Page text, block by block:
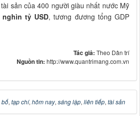
sản của 400 người giàu nhất nước Mỹ
nghìn tỷ USD, tương đương tổng GDP
Tác giả: Theo Dân trí
Nguồn tin: http://www.quantrimang.com.vn
bố, tạp chí, hôm nay, sáng lập, liên tiếp, tài sản